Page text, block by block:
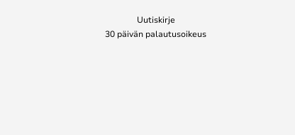
Uutiskirje
30 päivän palautusoikeus